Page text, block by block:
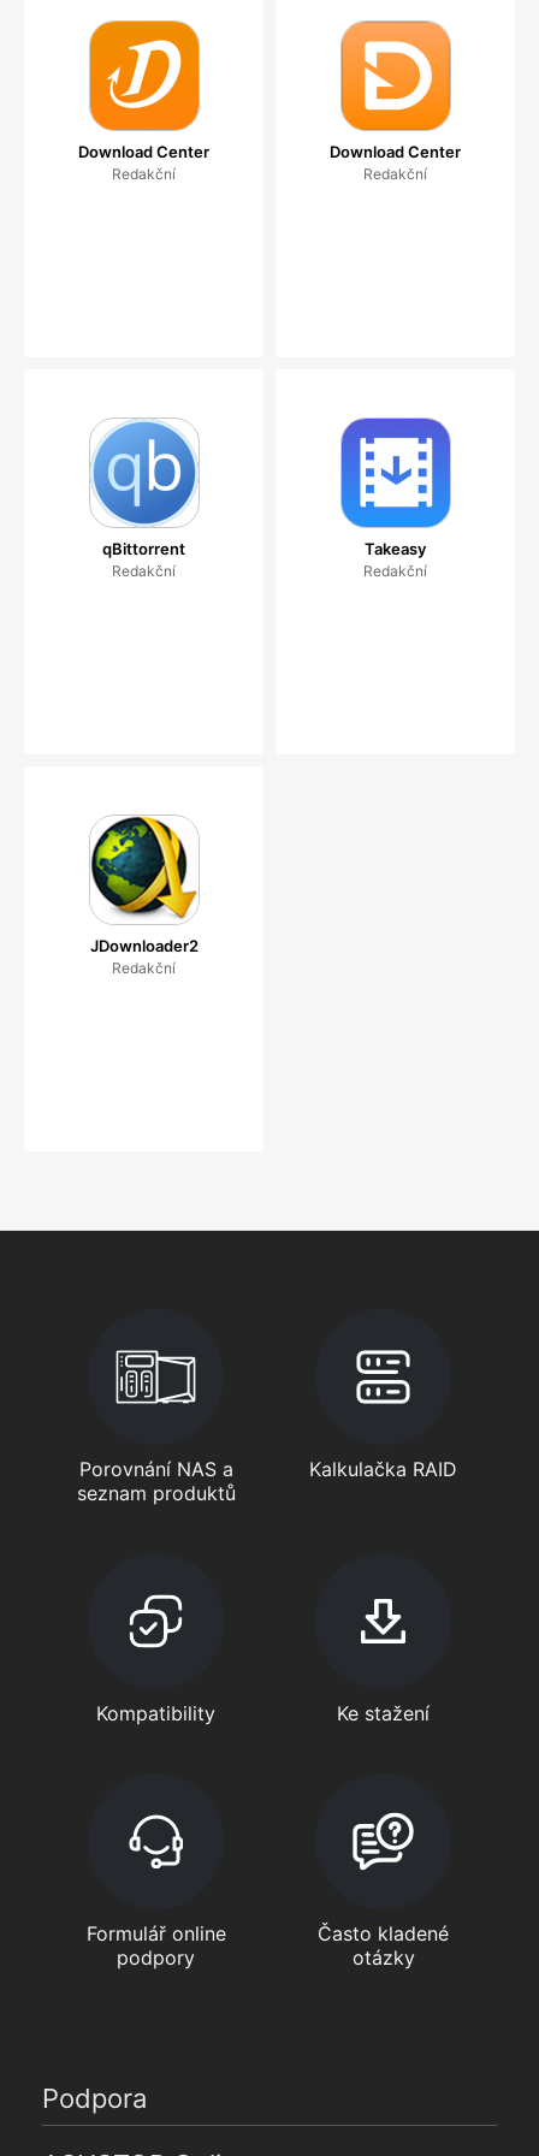
Download Center
Redakční
Download Center
Redakční
qBittorrent
Redakční
Takeasy
Redakční
JDownloader2
Redakční
Porovnání NAS a
seznam produktů
Kalkulačka RAID
Kompatibility Ke stažení
Formulář online
podpory
Často kladené
otázky
Podpora